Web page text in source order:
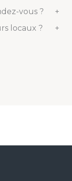
vous ?
+
locaux ?
+